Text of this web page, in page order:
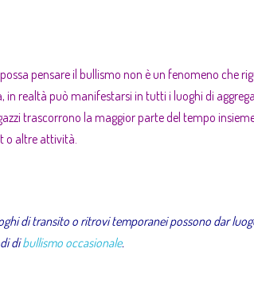
pensare il bullismo non è un fenomeno che
in realtà può manifestarsi in tutti i luoghi di
trascorrono la maggior parte del tempo
o altre attività.
di transito o ritrovi temporanei possono dar
dibullismo occasionale.